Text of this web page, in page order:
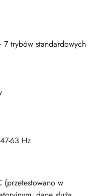
trybów standardowych
63 Hz
(przetestowano w